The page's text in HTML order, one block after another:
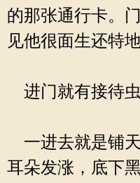
的那张通行卡。
见他很面生还特
进门就有接待虫
一进去就是铺
耳朵发涨，底下